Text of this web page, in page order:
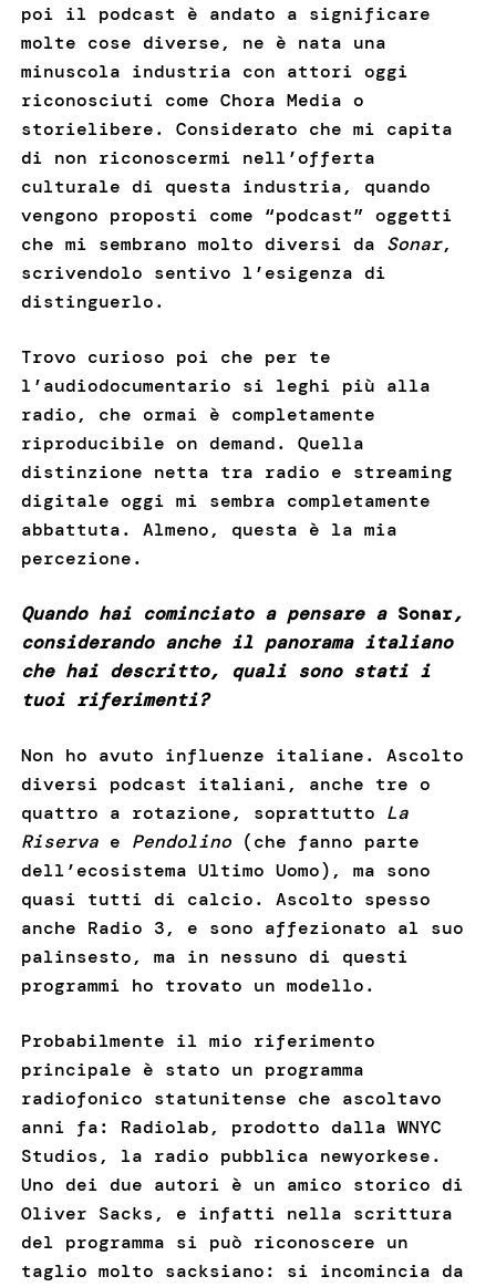
poi il podcast è andato a significare
molte cose diverse, ne è nata una
minuscola industria con attori oggi
riconosciuti come Chora Media o
storielibere. Considerato che mi capita
di non riconoscermi nell’offerta
culturale di questa industria, quando
vengono proposti come “podcast” oggetti
che mi sembrano molto diversi da Sonar,
scrivendolo sentivo l’esigenza di
distinguerlo.
Trovo curioso poi che per te
l’audiodocumentario si leghi più alla
radio, che ormai è completamente
riproducibile on demand. Quella
distinzione netta tra radio e streaming
digitale oggi mi sembra completamente
abbattuta. Almeno, questa è la mia
percezione.
Quando hai cominciato a pensare a Sonar,
considerando anche il panorama italiano
che hai descritto, quali sono stati i
tuoi riferimenti?
Non ho avuto influenze italiane. Ascolto
diversi podcast italiani, anche tre o
quattro a rotazione, soprattutto La
Riservae Pendolino(che fanno parte
dell’ecosistema Ultimo Uomo), ma sono
quasi tutti di calcio. Ascolto spesso
anche Radio 3, e sono affezionato al suo
palinsesto, ma in nessuno di questi
programmi ho trovato un modello.
Probabilmente il mio riferimento
principale è stato un programma
radiofonico statunitense che ascoltavo
anni fa: Radiolab, prodotto dalla WNYC
Studios, la radio pubblica newyorkese.
Uno dei due autori è un amico storico di
Oliver Sacks, e infatti nella scrittura
del programma si può riconoscere un
taglio molto sacksiano: si incomincia da